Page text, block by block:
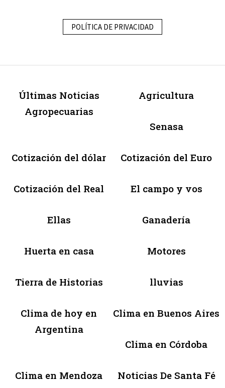
POLÍTICA DE PRIVACIDAD
Últimas Noticias
Agropecuarias
Agricultura
Senasa
Cotización del dólar Cotización del Euro
Cotización del Real El campo y vos
Ellas Ganadería
Huerta en casa Motores
Tierra de Historias lluvias
Clima de hoy en
Argentina
Clima en Buenos Aires
Clima en Córdoba
Clima en Mendoza Noticias De Santa Fé